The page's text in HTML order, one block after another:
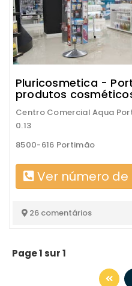
Pluricosmetica -
produtos
Centro Comercial Aqua
0.13
8500-616 Portimão
Ver número
26 comentários
Page 1 sur 1